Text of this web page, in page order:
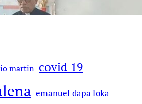
martin covid 19
emanuel dapa loka